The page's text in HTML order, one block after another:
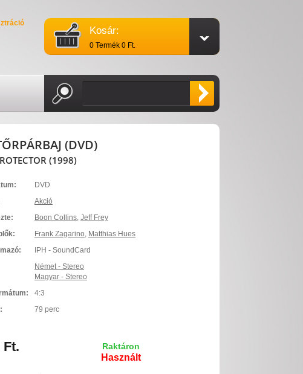
Kosár:
0 Termék 0 Ft.
(DVD)
(1998)
DVD
Akció
Boon Collins, Jeff Frey
Frank Zagarino, Matthias Hues
IPH - SoundCard
Német - Stereo
Magyar - Stereo
4:3
79 perc
Ft. Raktáron
Használt